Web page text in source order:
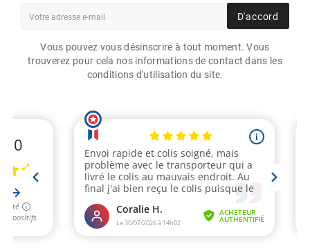
D'accord
Vous pouvez vous désinscrire à tout moment. Vous
trouverez pour cela nos informations de contact dans les
conditions d'utilisation du site.